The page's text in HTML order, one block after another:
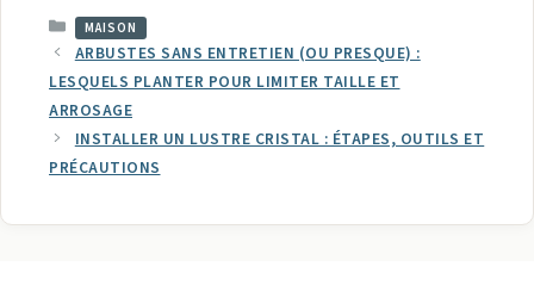
CATÉGORIES
MAISON
ARBUSTES SANS ENTRETIEN (OU PRESQUE) :
LESQUELS PLANTER POUR LIMITER TAILLE ET
ARROSAGE
INSTALLER UN LUSTRE CRISTAL : ÉTAPES, OUTILS ET
PRÉCAUTIONS